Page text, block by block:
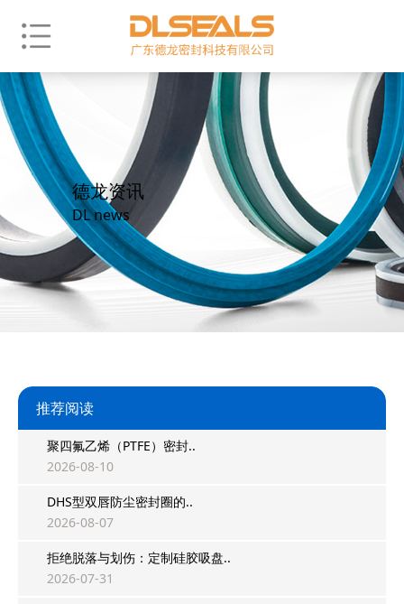
德龙资讯
DL news
推荐阅读
聚四氟乙烯（PTFE）密封..
2026-08-10
DHS型双唇防尘密封圈的..
2026-08-07
拒绝脱落与划伤：定制硅胶吸盘..
2026-07-31